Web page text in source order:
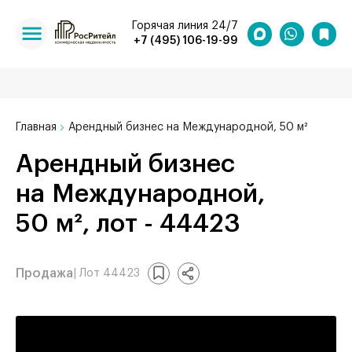
+7 (495) 106-19-99
Горячая линия 24/7
Главная Арендный бизнес на Международной, 50 м²
Арендный бизнес
на Международной,
50 м², лот - 44423
Продажа | Лот 44423